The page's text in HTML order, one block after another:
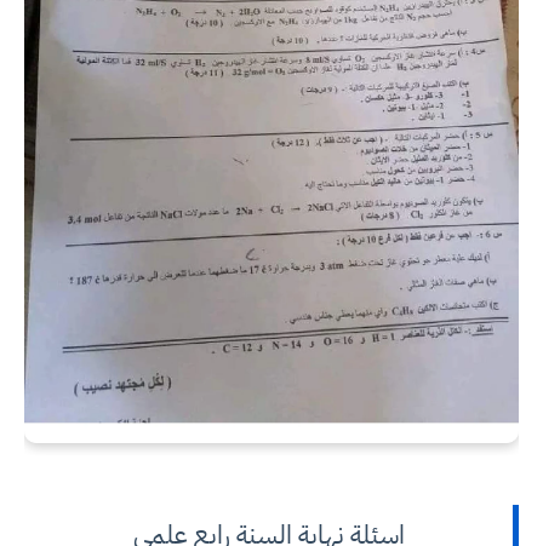
اسئلة نهاية السنة رابع علمي